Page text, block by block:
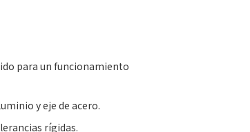
para un funcionamiento
y eje de acero.
rígidas.